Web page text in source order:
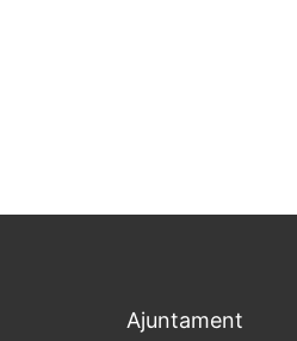
Ajuntament